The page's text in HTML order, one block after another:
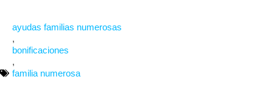
ayudas familias numerosas
,
bonificaciones
,
familia numerosa